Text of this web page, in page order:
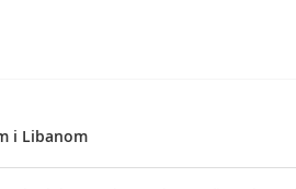
i Libanom